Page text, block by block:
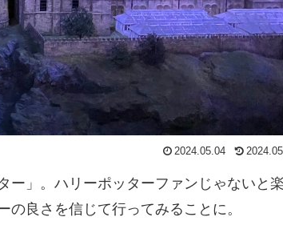
2024.05.04
ー」。ハリーポッターファンじゃないと
良さを信じて行ってみることに。